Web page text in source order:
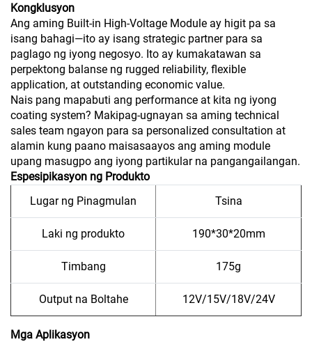
Kongklusyon
Ang aming Built-in High-Voltage Module ay higit pa sa
isang bahagi—ito ay isang strategic partner para sa
paglago ng iyong negosyo. Ito ay kumakatawan sa
perpektong balanse ng rugged reliability, flexible
application, at outstanding economic value.
Nais pang mapabuti ang performance at kita ng iyong
coating system? Makipag-ugnayan sa aming technical
sales team ngayon para sa personalized consultation at
alamin kung paano maisasaayos ang aming module
upang masugpo ang iyong partikular na pangangailangan.
Espesipikasyon ng Produkto
Lugar ng Pinagmulan
Tsina
Laki ng produkto 190*30*20mm
Timbang 175g
Output na Boltahe 12V/15V/18V/24V
Mga Aplikasyon